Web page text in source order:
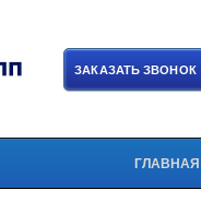
ЗАКАЗАТЬ ЗВОНОК
ГЛАВНАЯ